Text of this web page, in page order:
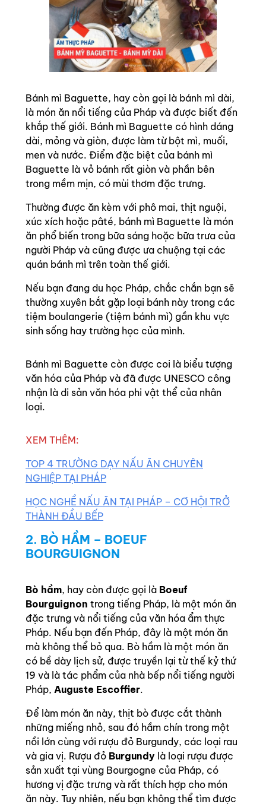
Bánh mì Baguette, hay còn gọi là bánh mì dài,
là món ăn nổi tiếng của Pháp và được biết đến
khắp thế giới. Bánh mì Baguette có hình dáng
dài, mỏng và giòn, được làm từ bột mì, muối,
men và nước. Điểm đặc biệt của bánh mì
Baguette là vỏ bánh rất giòn và phần bên
trong mềm mịn, có mùi thơm đặc trưng.
Thường được ăn kèm với phô mai, thịt nguội,
xúc xích hoặc pâté, bánh mì Baguette là món
ăn phổ biến trong bữa sáng hoặc bữa trưa của
người Pháp và cũng được ưa chuộng tại các
quán bánh mì trên toàn thế giới.
Nếu bạn đang du học Pháp, chắc chắn bạn sẽ
thường xuyên bắt gặp loại bánh này trong các
tiệm boulangerie (tiệm bánh mì) gần khu vực
sinh sống hay trường học của mình.
Bánh mì Baguette còn được coi là biểu tượng
văn hóa của Pháp và đã được UNESCO công
nhận là di sản văn hóa phi vật thể của nhân
loại.
XEM THÊM:
TOP 4 TRƯỜNG DẠY NẤU ĂN CHUYÊN
NGHIỆP TẠI PHÁP
HỌC NGHỀ NẤU ĂN TẠI PHÁP – CƠ HỘI TRỞ
THÀNH ĐẦU BẾP
2. BÒ HẦM – BOEUF
BOURGUIGNON
Bò hầm, hay còn được gọi là Boeuf
Bourguignon trong tiếng Pháp, là một món ăn
đặc trưng và nổi tiếng của văn hóa ẩm thực
Pháp. Nếu bạn đến Pháp, đây là một món ăn
mà không thể bỏ qua. Bò hầm là một món ăn
có bề dày lịch sử, được truyền lại từ thế kỷ thứ
19 và là tác phẩm của nhà bếp nổi tiếng người
Pháp, Auguste Escoffier.
Để làm món ăn này, thịt bò được cắt thành
những miếng nhỏ, sau đó hầm chín trong một
nồi lớn cùng với rượu đỏ Burgundy, các loại rau
và gia vị. Rượu đỏ Burgundy là loại rượu được
sản xuất tại vùng Bourgogne của Pháp, có
hương vị đặc trưng và rất thích hợp cho món
ăn này. Tuy nhiên, nếu bạn không thể tìm được